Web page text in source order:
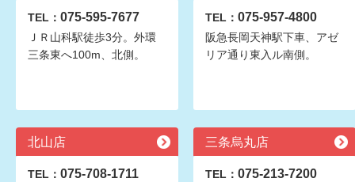
TEL： 075-595-7677
ＪＲ山科駅徒歩3分。外環
三条東へ100m、北側。
TEL： 075-957-4800
阪急長岡天神駅下車、アゼ
リア通り東入ル南側。
北山店
TEL： 075-708-1711
三条烏丸店
TEL： 075-213-7200